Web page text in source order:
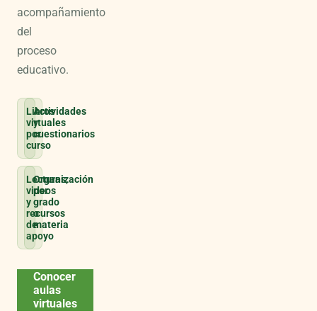
acompañamiento
del
proceso
educativo.
Libros
virtuales
por
curso
Actividades
y
cuestionarios
Lecturas,
videos
y
recursos
de
apoyo
Organización
por
grado
o
materia
Conocer
aulas
virtuales